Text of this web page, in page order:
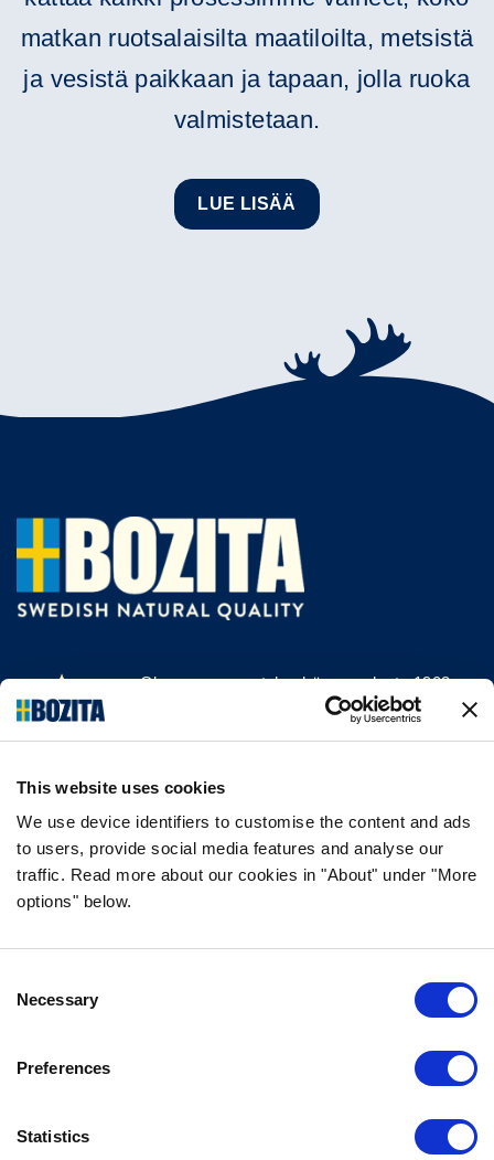
This website uses cookies
We use device identifiers to customise the content and ads
to users, provide social media features and analyse our
traffic. Read more about our cookies in "About" under "More
options" below.
Selection
Necessary
Preferences
Statistics
matkan ruotsalaisilta maatiloilta, metsistä
ja vesistä paikkaan ja tapaan, jolla ruoka
valmistetaan.
LUE LISÄÄ
Olemme menestyksekäs, vuodesta 1903
saakka kissan- ja koiranruokaa valmistava
yritys Vårgårdasta, Ruotsista. Pidämme
Teemme koiran- ja kissanruokaa
korkealaatuisista ainesosista ja ilman
tarpeettomia lisäaineita.
USEIN KYSYTYT KYSYMYKSET